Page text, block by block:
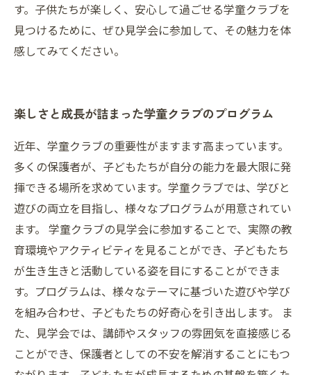
す。子供たちが楽しく、安心して過ごせる学童クラブを
見つけるために、ぜひ見学会に参加して、その魅力を体
感してみてください。
楽しさと成長が詰まった学童クラブのプログラム
近年、学童クラブの重要性がますます高まっています。
多くの保護者が、子どもたちが自分の能力を最大限に発
揮できる場所を求めています。学童クラブでは、学びと
遊びの両立を目指し、様々なプログラムが用意されてい
ます。 学童クラブの見学会に参加することで、実際の教
育環境やアクティビティを見ることができ、子どもたち
が生き生きと活動している姿を目にすることができま
す。プログラムは、様々なテーマに基づいた遊びや学び
を組み合わせ、子どもたちの好奇心を引き出します。 ま
た、見学会では、講師やスタッフの雰囲気を直接感じる
ことができ、保護者としての不安を解消することにもつ